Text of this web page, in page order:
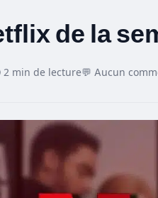
de la
2 min de lecture💬 Aucun